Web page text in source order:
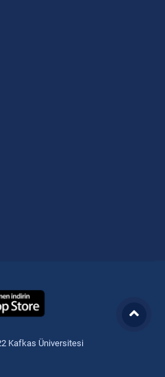
Kafkas Üniversitesi